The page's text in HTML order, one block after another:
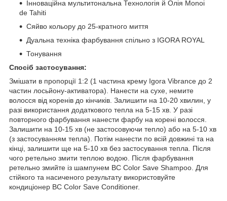
Інноваційна мультитональна Технологія й Олія Monoi
de Tahiti
Сяйво кольору до 25-кратного миття
Дуальна техніка фарбування спільно з IGORA ROYAL
Тонування
Спосіб застосування:
Змішати в пропорції 1:2 (1 частина крему Igora Vibrance до 2
частин лосьйону-активатора). Нанести на сухе, немите
волосся від коренів до кінчиків. Залишити на 10-20 хвилин, у
разі використання додаткового тепла на 5-15 хв. У разі
повторного фарбування нанести фарбу на корені волосся.
Залишити на 10-15 хв (не застосовуючи тепло) або на 5-10 хв
(з застосуванням тепла). Потім нанести по всій довжині та на
кінці, залишити ще на 5-10 хв без застосування тепла. Після
чого ретельно змити теплою водою. Після фарбування
ретельно змийте із шампунем BC Color Save Shampoo. Для
стійкого та насиченого результату використовуйте
кондиціонер BC Color Save Conditioner.